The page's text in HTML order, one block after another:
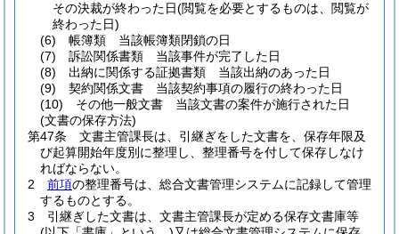
その決裁が終わった日(閲覧を必要とするものは、閲覧が
終わった日)
(6)
帳簿類 当該帳簿類閉鎖の日
(7)
訴訟関係書類 当該事件が完了した日
(8)
出納に関係する証拠書類 当該出納のあった日
(9)
契約関係文書 当該契約事項の履行の終わった日
(10)
その他一般文書 当該文書の案件が施行された日
(文書の保存方法)
第47条
文書主管課長は、引継ぎをした文書を、保存年限及
び起算開始年度別に整理し、整理番号を付して保存しなけ
ればならない。
2
前項の整理番号は、総合文書管理システムに記録して管理
するものとする。
3
引継ぎした文書は、文書主管課長が定める保存文書庫等